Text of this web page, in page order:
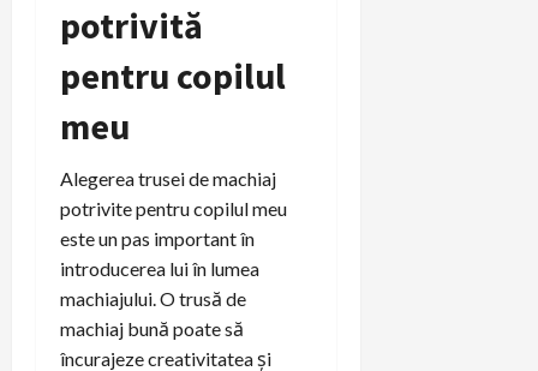
potrivită
pentru copilul
meu
Alegerea trusei de machiaj
potrivite pentru copilul meu
este un pas important în
introducerea lui în lumea
machiajului. O trusă de
machiaj bună poate să
încurajeze creativitatea și